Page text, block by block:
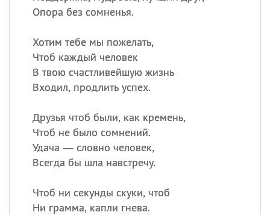
Опора без сомненья.
Хотим тебе мы пожелать,
Чтоб каждый человек
В твою счастливейшую жизнь
Входил, продлить успех.
Друзья чтоб были, как кремень,
Чтоб не было сомнений.
Удача — словно человек,
Всегда бы шла навстречу.
Чтоб ни секунды скуки, чтоб
Ни грамма, капли гнева.